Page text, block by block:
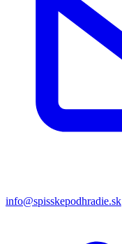
info@spisskepodhradie.sk